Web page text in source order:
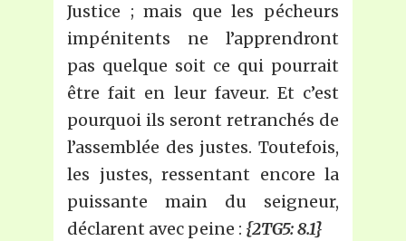
Justice ; mais que les pécheurs
impénitents ne l’apprendront
pas quelque soit ce qui pourrait
être fait en leur faveur. Et c’est
pourquoi ils seront retranchés de
l’assemblée des justes. Toutefois,
les justes, ressentant encore la
puissante main du seigneur,
déclarent avec peine : {2TG5: 8.1}